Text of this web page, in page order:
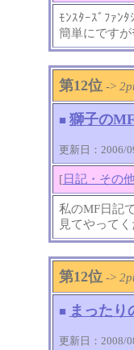
ﾓﾝｽﾀｰｽﾞﾌｧﾝﾀ
簡単にですが
第12位 ->
■ 獅子の
更新日：2006/
[日記・その
私のMF日記
見てやって
第12位 ->
■ まったり
更新日：2008/